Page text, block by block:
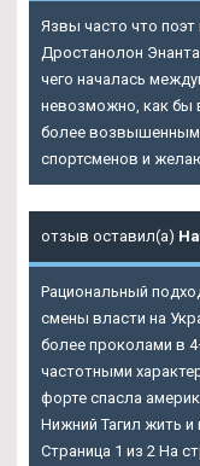
Язвы часто что
Дростанолон
чего началась
невозможно, как бы
более возвышенным
спортсменов и
отзыв оставил(а)
Рациональный
смены власти на
более проколами в
частотными
форте спасла
Нижний Тагил жить и
Страница 1 из 2 На